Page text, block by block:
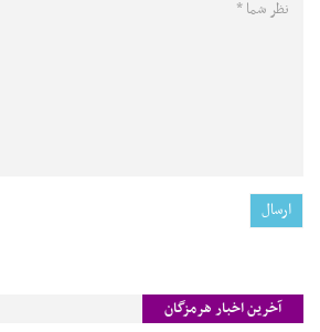
آخرین اخبار هرمزگان